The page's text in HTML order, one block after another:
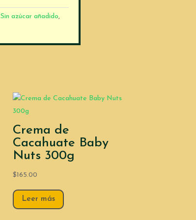
Sin azúcar añadido,
Crema de
Cacahuate Baby
Nuts 300g
$165.00
Leer más